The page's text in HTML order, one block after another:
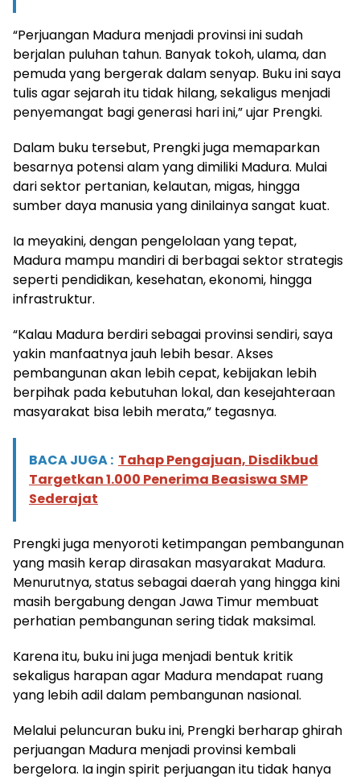
“Perjuangan Madura menjadi provinsi ini sudah
berjalan puluhan tahun. Banyak tokoh, ulama, dan
pemuda yang bergerak dalam senyap. Buku ini saya
tulis agar sejarah itu tidak hilang, sekaligus menjadi
penyemangat bagi generasi hari ini,” ujar Prengki.
Dalam buku tersebut, Prengki juga memaparkan
besarnya potensi alam yang dimiliki Madura. Mulai
dari sektor pertanian, kelautan, migas, hingga
sumber daya manusia yang dinilainya sangat kuat.
Ia meyakini, dengan pengelolaan yang tepat,
Madura mampu mandiri di berbagai sektor strategis
seperti pendidikan, kesehatan, ekonomi, hingga
infrastruktur.
“Kalau Madura berdiri sebagai provinsi sendiri, saya
yakin manfaatnya jauh lebih besar. Akses
pembangunan akan lebih cepat, kebijakan lebih
berpihak pada kebutuhan lokal, dan kesejahteraan
masyarakat bisa lebih merata,” tegasnya.
BACA JUGA : Tahap Pengajuan, Disdikbud
Targetkan 1.000 Penerima Beasiswa SMP
Sederajat
Prengki juga menyoroti ketimpangan pembangunan
yang masih kerap dirasakan masyarakat Madura.
Menurutnya, status sebagai daerah yang hingga kini
masih bergabung dengan Jawa Timur membuat
perhatian pembangunan sering tidak maksimal.
Karena itu, buku ini juga menjadi bentuk kritik
sekaligus harapan agar Madura mendapat ruang
yang lebih adil dalam pembangunan nasional.
Melalui peluncuran buku ini, Prengki berharap ghirah
perjuangan Madura menjadi provinsi kembali
bergelora. Ia ingin spirit perjuangan itu tidak hanya